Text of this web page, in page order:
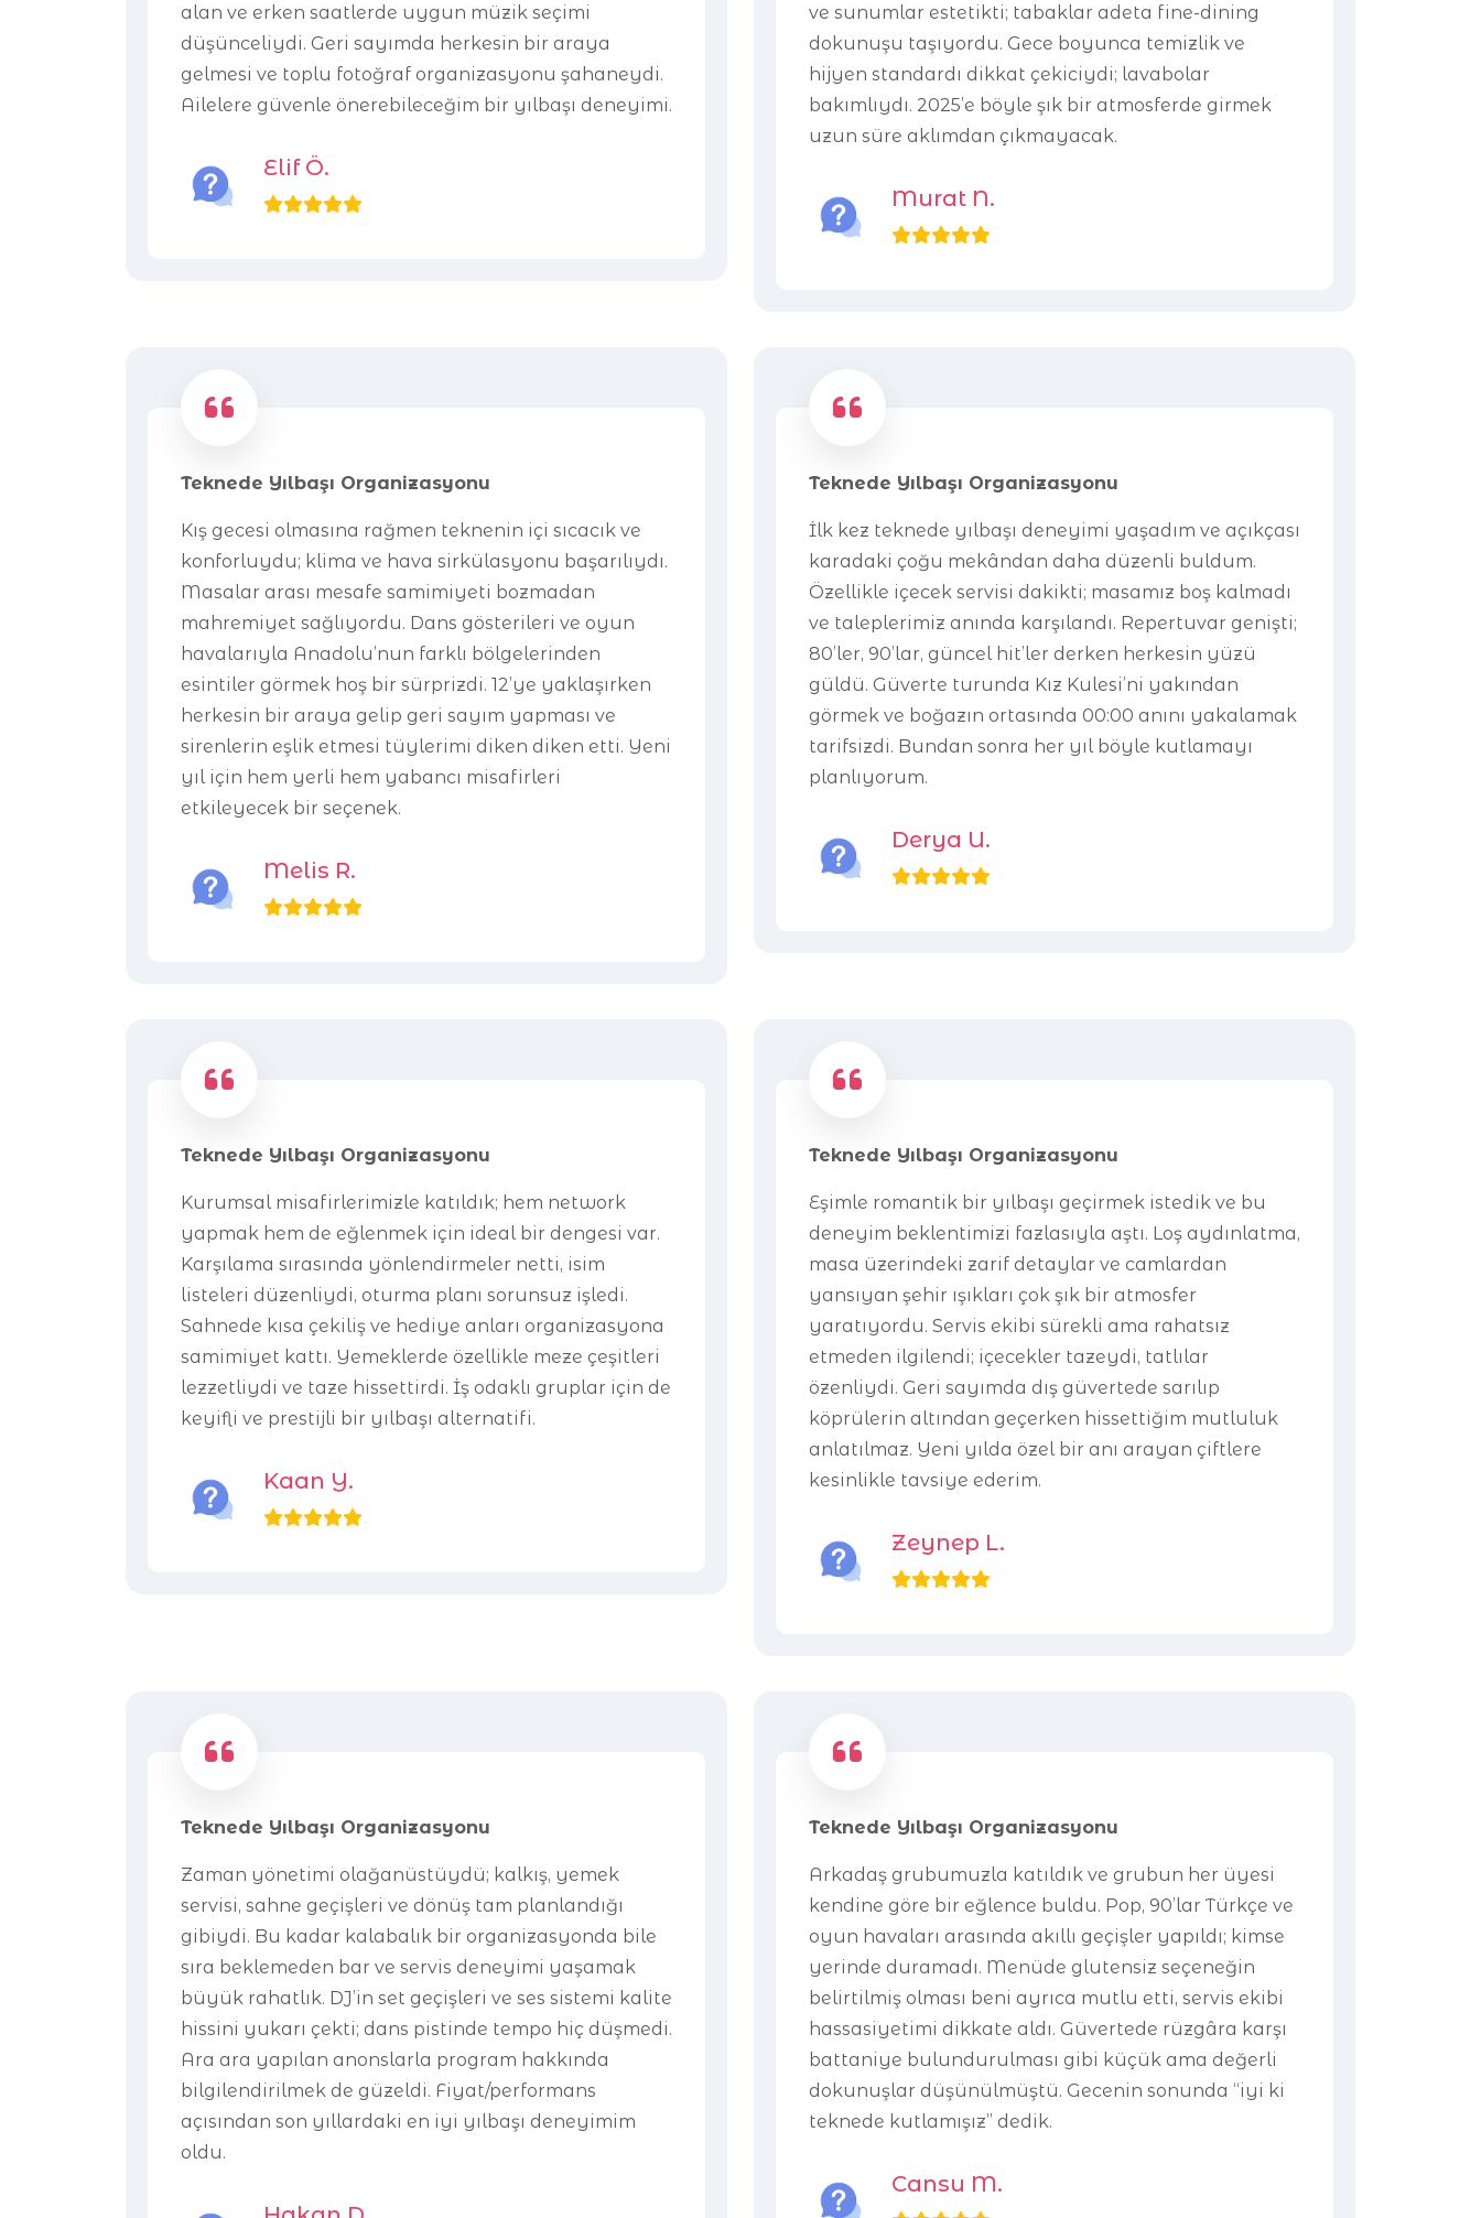
alan ve erken saatlerde uygun müzik seçimi
düşünceliydi. Geri sayımda herkesin bir araya
gelmesi ve toplu fotoğraf organizasyonu şahaneydi.
Ailelere güvenle önerebileceğim bir yılbaşı deneyimi.
Elif Ö.
ve sunumlar estetikti; tabaklar adeta fine-dining
dokunuşu taşıyordu. Gece boyunca temizlik ve
hijyen standardı dikkat çekiciydi; lavabolar
bakımlıydı. 2025’e böyle şık bir atmosferde girmek
uzun süre aklımdan çıkmayacak.
Murat N.
Teknede Yılbaşı Organizasyonu
Kış gecesi olmasına rağmen teknenin içi sıcacık ve
konforluydu; klima ve hava sirkülasyonu başarılıydı.
Masalar arası mesafe samimiyeti bozmadan
mahremiyet sağlıyordu. Dans gösterileri ve oyun
havalarıyla Anadolu’nun farklı bölgelerinden
esintiler görmek hoş bir sürprizdi. 12’ye yaklaşırken
herkesin bir araya gelip geri sayım yapması ve
sirenlerin eşlik etmesi tüylerimi diken diken etti. Yeni
yıl için hem yerli hem yabancı misafirleri
etkileyecek bir seçenek.
Melis R.
Teknede Yılbaşı Organizasyonu
İlk kez teknede yılbaşı deneyimi yaşadım ve açıkçası
karadaki çoğu mekândan daha düzenli buldum.
Özellikle içecek servisi dakikti; masamız boş kalmadı
ve taleplerimiz anında karşılandı. Repertuvar genişti;
80’ler, 90’lar, güncel hit’ler derken herkesin yüzü
güldü. Güverte turunda Kız Kulesi’ni yakından
görmek ve boğazın ortasında 00:00 anını yakalamak
tarifsizdi. Bundan sonra her yıl böyle kutlamayı
planlıyorum.
Derya U.
Teknede Yılbaşı Organizasyonu
Kurumsal misafirlerimizle katıldık; hem network
yapmak hem de eğlenmek için ideal bir dengesi var.
Karşılama sırasında yönlendirmeler netti, isim
listeleri düzenliydi, oturma planı sorunsuz işledi.
Sahnede kısa çekiliş ve hediye anları organizasyona
samimiyet kattı. Yemeklerde özellikle meze çeşitleri
lezzetliydi ve taze hissettirdi. İş odaklı gruplar için de
keyifli ve prestijli bir yılbaşı alternatifi.
Kaan Y.
Teknede Yılbaşı Organizasyonu
Eşimle romantik bir yılbaşı geçirmek istedik ve bu
deneyim beklentimizi fazlasıyla aştı. Loş aydınlatma,
masa üzerindeki zarif detaylar ve camlardan
yansıyan şehir ışıkları çok şık bir atmosfer
yaratıyordu. Servis ekibi sürekli ama rahatsız
etmeden ilgilendi; içecekler tazeydi, tatlılar
özenliydi. Geri sayımda dış güvertede sarılıp
köprülerin altından geçerken hissettiğim mutluluk
anlatılmaz. Yeni yılda özel bir anı arayan çiftlere
kesinlikle tavsiye ederim.
Zeynep L.
Teknede Yılbaşı Organizasyonu
Zaman yönetimi olağanüstüydü; kalkış, yemek
servisi, sahne geçişleri ve dönüş tam planlandığı
gibiydi. Bu kadar kalabalık bir organizasyonda bile
sıra beklemeden bar ve servis deneyimi yaşamak
büyük rahatlık. DJ’in set geçişleri ve ses sistemi kalite
hissini yukarı çekti; dans pistinde tempo hiç düşmedi.
Ara ara yapılan anonslarla program hakkında
bilgilendirilmek de güzeldi. Fiyat/performans
açısından son yıllardaki en iyi yılbaşı deneyimim
oldu.
Teknede Yılbaşı Organizasyonu
Arkadaş grubumuzla katıldık ve grubun her üyesi
kendine göre bir eğlence buldu. Pop, 90’lar Türkçe ve
oyun havaları arasında akıllı geçişler yapıldı; kimse
yerinde duramadı. Menüde glutensiz seçeneğin
belirtilmiş olması beni ayrıca mutlu etti, servis ekibi
hassasiyetimi dikkate aldı. Güvertede rüzgâra karşı
battaniye bulundurulması gibi küçük ama değerli
dokunuşlar düşünülmüştü. Gecenin sonunda “iyi ki
teknede kutlamışız” dedik.
Cansu M.